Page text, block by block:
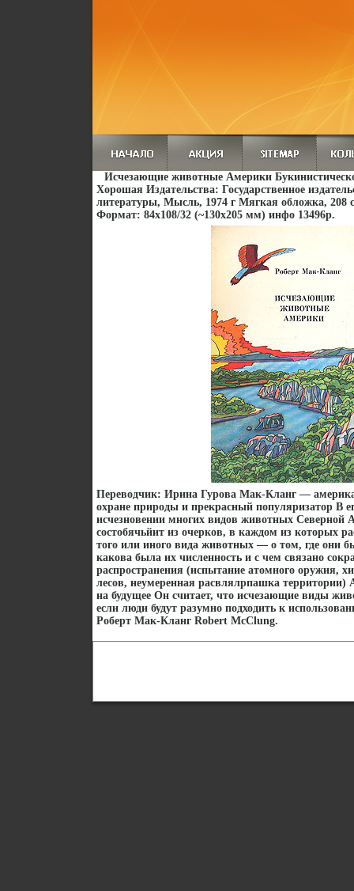
Исчезающие животные Америки
Хорошая Издательства: Государственное
литературы, Мысль, 1974 г Мягкая обложка, 208
Формат: 84x108/32 (~130х205 мм) инфо 13496p.
Переводчик: Ирина Гурова Мак-Кланг —
охране природы и прекрасный популяризатор В
исчезновении многих видов животных Северной
состобячьйит из очерков, в каждом из которых
того или иного вида животных — о том, где они
какова была их численность и с чем связано
распространения (испытание атомного оружия,
лесов, неумеренная расвлялрпашка территории)
на будущее Он считает, что исчезающие виды
если люди будут разумно подходить к
Роберт Мак-Кланг Robert McClung.